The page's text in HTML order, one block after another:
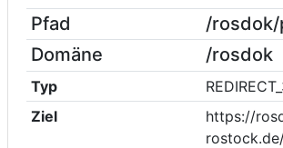
Pfad
/
Domäne
/rosdok
Typ
Ziel
https://